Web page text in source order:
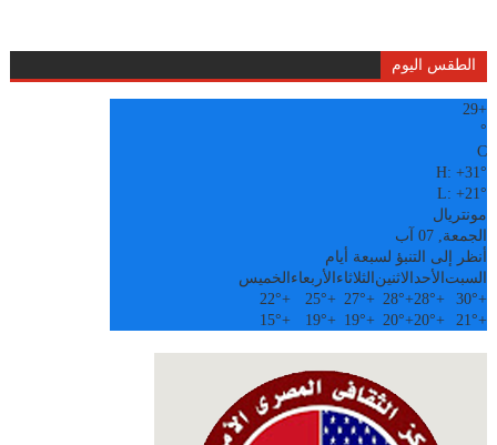
الطقس اليوم
+
29
°
C
H:+31°
L:+21°
مونتريال
الجمعة, 07 آب
أنظر إلى التنبؤ لسبعة أيام
السبت الأحدالاثنين الثلاثاء الأربعاء الخميس
+
30°
+
28°
+
28°
+
27°
+
25°
+
22°
+
21°
+
20°
+
20°
+
19°
+
19°
+
15°